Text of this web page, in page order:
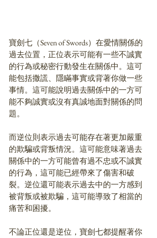
寶劍七（Seven of Swords）在愛情關係的
過去位置，正位表示可能有一些不誠實
的行為或秘密行動發生在關係中。這可
能包括撒謊、隱瞞事實或背著你做一些
事情。這可能說明過去關係中的一方可
能不夠誠實或沒有真誠地面對關係的問
題。
而逆位則表示過去可能存在著更加嚴重
的欺騙或背叛情況。這可能意味著過去
關係中的一方可能曾有過不忠或不誠實
的行為，這可能已經帶來了傷害和破
裂。逆位還可能表示過去中的一方感到
被背叛或被欺騙，這可能導致了相當的
痛苦和困擾。
不論正位還是逆位，寶劍七都提醒著你